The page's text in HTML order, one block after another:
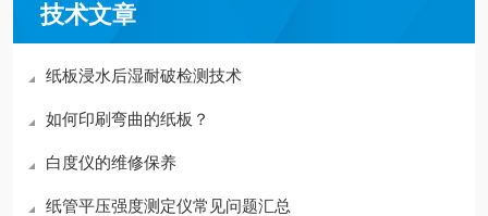
技术文章
纸板浸水后湿耐破检测技术
如何印刷弯曲的纸板？
白度仪的维修保养
纸管平压强度测定仪常见问题汇总